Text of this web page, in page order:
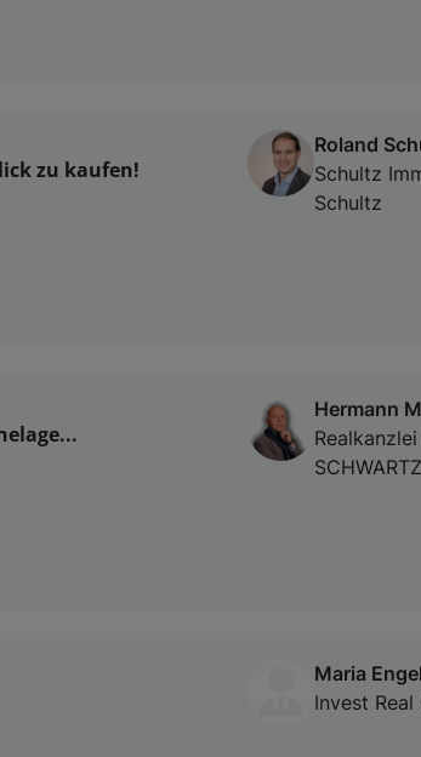
zu kaufen!
Roland
Schultz
Schultz
Hermann
SCHWARTZ
Maria Engel
Invest Real